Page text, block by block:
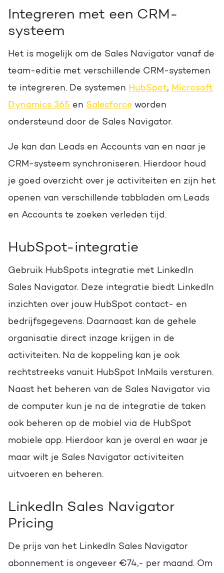
Integreren met een CRM-
systeem
Het is mogelijk om de Sales Navigator vanaf de
team-editie met verschillende CRM-systemen
te integreren. De systemen HubSpot, Microsoft
Dynamics 365 en Salesforce worden
ondersteund door de Sales Navigator.
Je kan dan Leads en Accounts van en naar je
CRM-systeem synchroniseren. Hierdoor houd
je goed overzicht over je activiteiten en zijn het
openen van verschillende tabbladen om Leads
en Accounts te zoeken verleden tijd.
HubSpot-integratie
Gebruik HubSpots integratie met LinkedIn
Sales Navigator. Deze integratie biedt LinkedIn
inzichten over jouw HubSpot contact- en
bedrijfsgegevens. Daarnaast kan de gehele
organisatie direct inzage krijgen in de
activiteiten. Na de koppeling kan je ook
rechtstreeks vanuit HubSpot InMails versturen.
Naast het beheren van de Sales Navigator via
de computer kun je na de integratie de taken
ook beheren op de mobiel via de HubSpot
mobiele app. Hierdoor kan je overal en waar je
maar wilt je Sales Navigator activiteiten
uitvoeren en beheren.
LinkedIn Sales Navigator
Pricing
De prijs van het LinkedIn Sales Navigator
abonnement is ongeveer €74,- per maand. Om